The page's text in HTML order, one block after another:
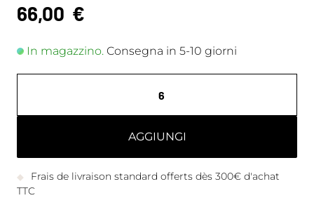
66,00 €
In magazzino. Consegna in 5-10 giorni
AGGIUNGI
Frais de livraison standard offerts dès 300€ d'achat
TTC